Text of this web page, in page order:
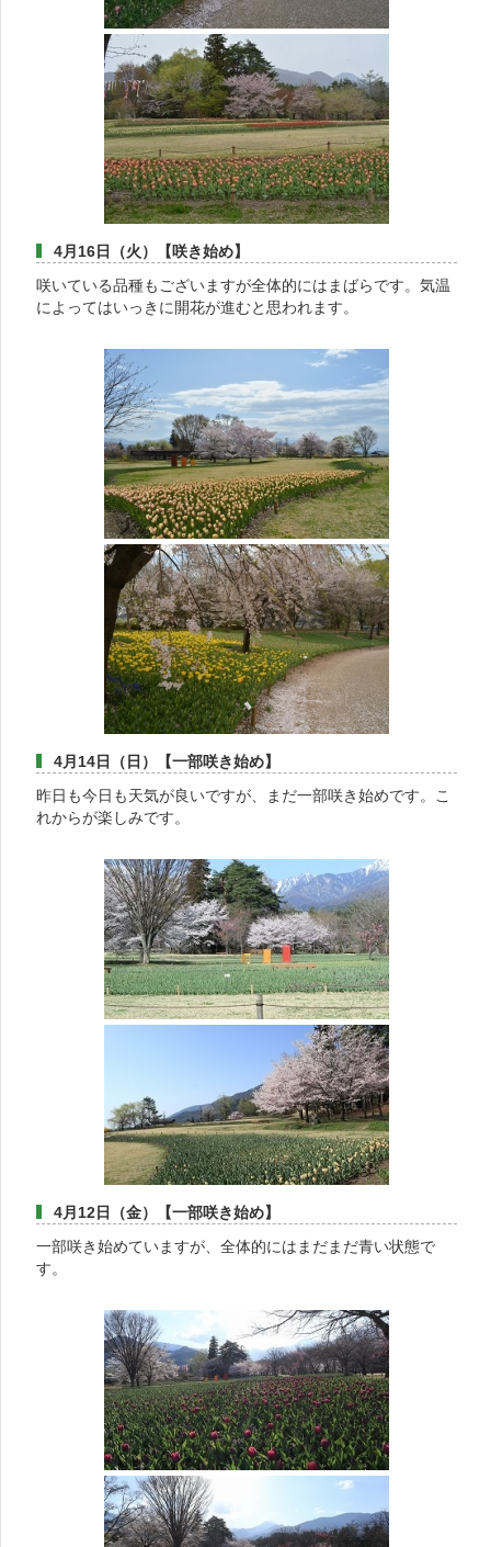
4月16日（火）【咲き始め】
咲いている品種もございますが全体的にはまばらです。気温
によってはいっきに開花が進むと思われます。
4月14日（日）【一部咲き始め】
昨日も今日も天気が良いですが、まだ一部咲き始めです。こ
れからが楽しみです。
4月12日（金）【一部咲き始め】
一部咲き始めていますが、全体的にはまだまだ青い状態で
す。